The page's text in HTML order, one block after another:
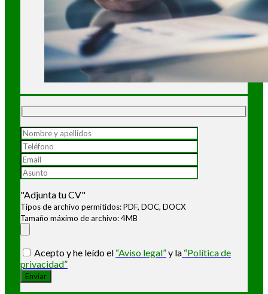
"Adjunta tu CV"
Tipos de archivo permitidos: PDF, DOC, DOCX
Tamaño máximo de archivo: 4MB
Acepto y he leído el “Aviso legal”y la “Política de
privacidad”